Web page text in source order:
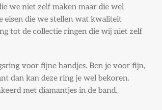
we niet zelf maken maar die wel
eisen die we stellen wat kwaliteit
tot de collectie ringen die wij niet zelf
voor fijne handjes. Ben je voor fijn,
dan kan deze ring je wel bekoren.
met diamantjes in de band.